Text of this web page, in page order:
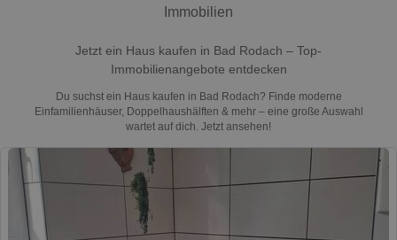
Immobilien
Jetzt ein Haus kaufen in Bad Rodach – Top-
Immobilienangebote entdecken
Du suchst ein Haus kaufen in Bad Rodach? Finde moderne
Einfamilienhäuser, Doppelhaushälften & mehr – eine große Auswahl
wartet auf dich. Jetzt ansehen!